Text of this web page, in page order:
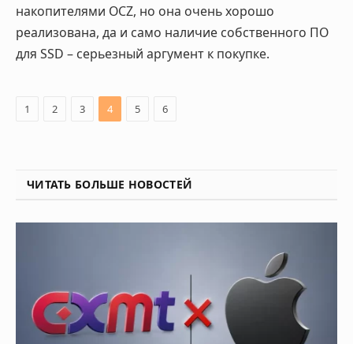
накопителями OCZ, но она очень хорошо
реализована, да и само наличие собственного ПО
для SSD – серьезный аргумент к покупке.
1 2 3 4 5 6
ЧИТАТЬ БОЛЬШЕ НОВОСТЕЙ